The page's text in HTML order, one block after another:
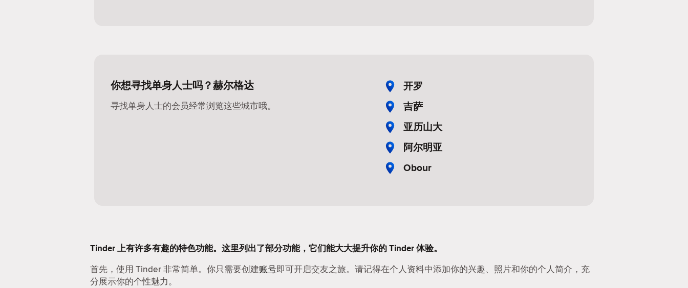
你想寻找单身人士吗？赫尔格达
寻找单身人士的会员经常浏览这些城市哦。
开罗
吉萨
亚历山大
阿尔明亚
Obour
Tinder 上有许多有趣的特色功能。这里列出了部分功能，它们能大大提升你的 Tinder 体验。
首先，使用 Tinder 非常简单。你只需要创建账号即可开启交友之旅。请记得在个人资料中添加你的兴趣、照片和你的个人简介，充
分展示你的个性魅力。